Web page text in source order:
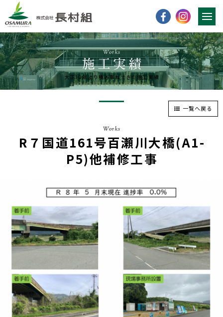
Works
大正10年より積み重ねてきた施工実績
一覧へ戻る
R７国道161号百瀬川大橋(A1-
P5)他補修工事
Works